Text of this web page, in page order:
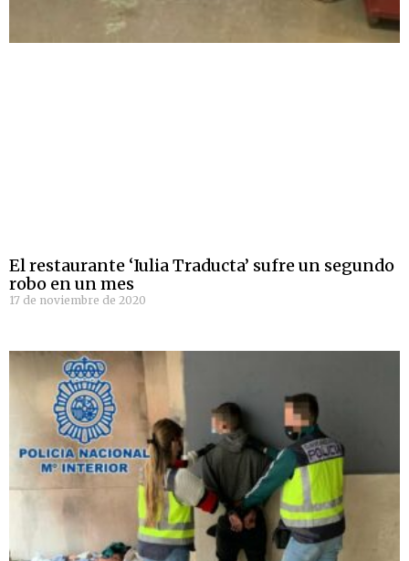
El restaurante ‘Iulia Traducta’ sufre un segundo
robo en un mes
17 de noviembre de 2020